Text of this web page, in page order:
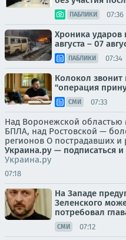
ПАБЛИКИ 07:36
Хроника ударов
августа – 07
ПАБЛИКИ 07:34
Колокол звонит
"операция
СМИ 07:33
Над Воронежской областью
БПЛА, над Ростовской —
регионов О пострадавших
Украина.ру — подписаться
Украина.ру
07:18
На Западе
Зеленского
потребовал
СМИ 07:12